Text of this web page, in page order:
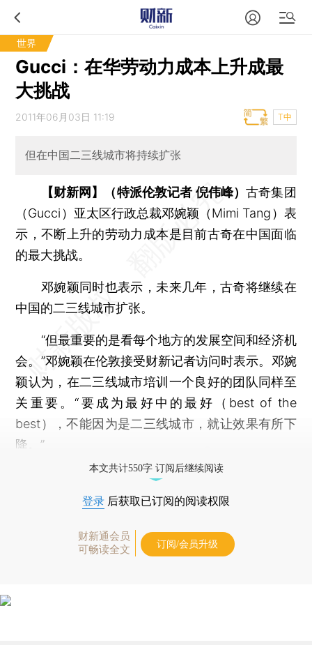
世界
Gucci：在华劳动力成本上升成最
大挑战
2011年06月03日 11:19 T中
但在中国二三线城市将持续扩张
【财新网】（特派伦敦记者 倪伟峰）古奇集团
（Gucci）亚太区行政总裁邓婉颖（Mimi Tang）表
示，不断上升的劳动力成本是目前古奇在中国面临
的最大挑战。
邓婉颖同时也表示，未来几年，古奇将继续在
中国的二三线城市扩张。
“但最重要的是看每个地方的发展空间和经济机
会。”邓婉颖在伦敦接受财新记者访问时表示。邓婉
颖认为，在二三线城市培训一个良好的团队同样至
关重要。“要成为最好中的最好（best of the
best），不能因为是二三线城市，就让效果有所下
降。”
本文共计550字 订阅后继续阅读
登录 后获取已订阅的阅读权限
财新通会员
可畅读全文
订阅/会员升级